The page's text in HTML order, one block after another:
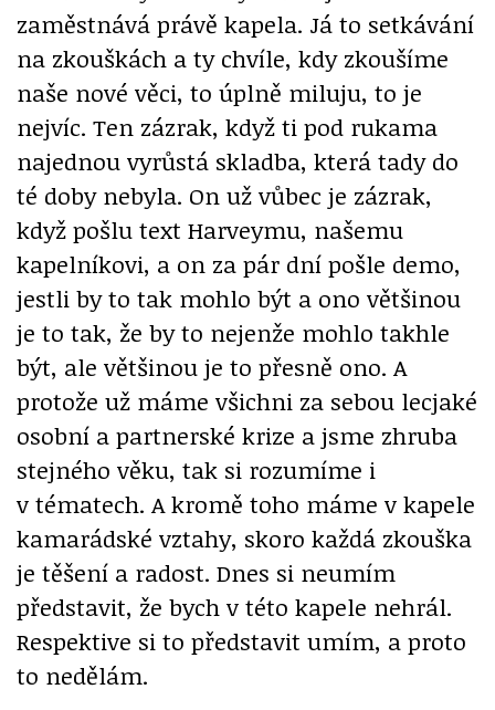
zaměstnává právě kapela. Já to setkávání
na zkouškách a ty chvíle, kdy zkoušíme
naše nové věci, to úplně miluju, to je
nejvíc. Ten zázrak, když ti pod rukama
najednou vyrůstá skladba, která tady do
té doby nebyla. On už vůbec je zázrak,
když pošlu text Harveymu, našemu
kapelníkovi, a on za pár dní pošle demo,
jestli by to tak mohlo být a ono většinou
je to tak, že by to nejenže mohlo takhle
být, ale většinou je to přesně ono. A
protože už máme všichni za sebou lecjaké
osobní a partnerské krize a jsme zhruba
stejného věku, tak si rozumíme i
v tématech. A kromě toho máme v kapele
kamarádské vztahy, skoro každá zkouška
je těšení a radost. Dnes si neumím
představit, že bych v této kapele nehrál.
Respektive si to představit umím, a proto
to nedělám.